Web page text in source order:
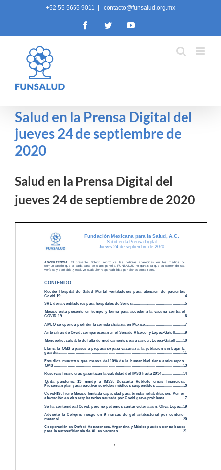
+52 55 5655 9011 contacto@funsalud.org.mx
FacebookTwitterYouTube
Salud en la Prensa Digital del
jueves 24 de septiembre de
2020
Salud en la Prensa Digital del
jueves 24 de septiembre de 2020